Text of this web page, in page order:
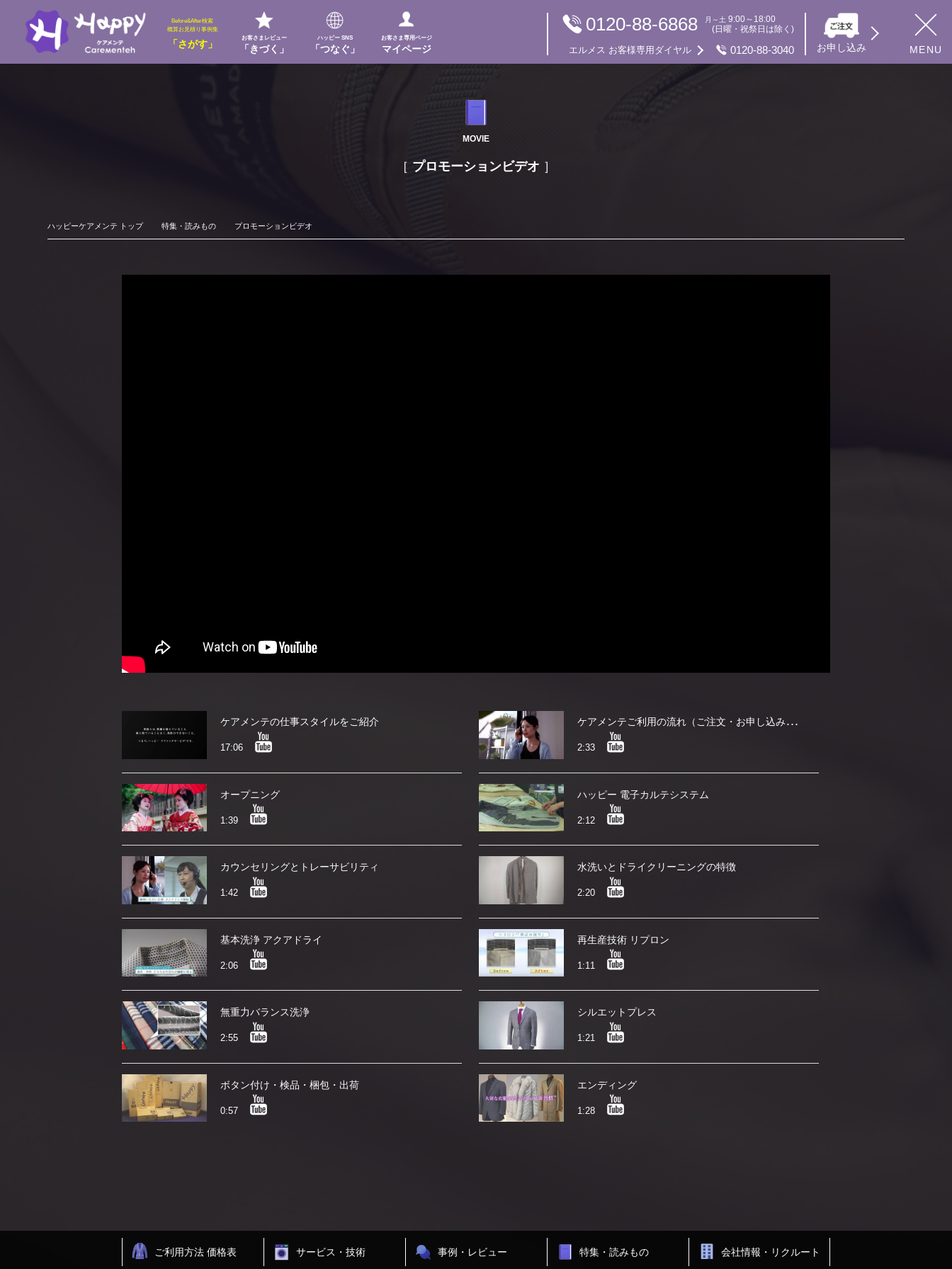
MENU
Before&After検索
概算お見積り事例集
「さがす」
お客さまレビュー
「きづく」
ハッピー SNS
「つなぐ」
お客さま専用ページ
マイページ
0120-88-6868 月～土9:00～18:00
(日曜・祝祭日は除く)
エルメス お客様専用ダイヤル 0120-88-3040 お申し込み
MOVIE
プロモーションビデオ
ハッピーケアメンテ トップ 特集・読みもの プロモーションビデオ
ケアメンテの仕事スタイルをご紹介
17:06
ケ
アメンテご利用の流れ（ご注文・お申し込み方法）
2:33
オープニング
1:39
ハッピー 電子カルテシステム
2:12
カウンセリングとトレーサビリティ
1:42
水洗いとドライクリーニングの特徴
2:20
基本洗浄 アクアドライ
2:06
再生産技術 リプロン
1:11
無重力バランス洗浄
2:55
シルエットプレス
1:21
ボタン付け・検品・梱包・出荷
0:57
エンディング
1:28
ご利用方法 価格表 サービス・技術 事例・レビュー 特集・読みもの 会社情報・リクルート